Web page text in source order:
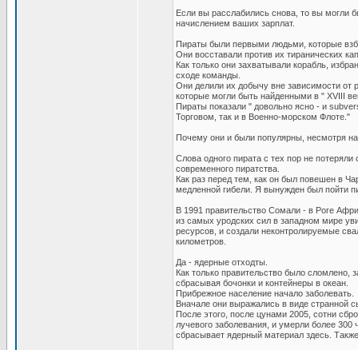
Если вы расслабились снова, то вы могли
начислением ваших зарплат.
Пираты были первыми людьми, которые
Они восставали против их тиранических
Как только они захватывали корабль,
сходе команды.
Они делили их добычу вне зависимости от
которые могли быть найденными в " XVIII
Пираты показали " довольно ясно - и
Торговом, так и в Военно-морском Флоте."
Почему они и были популярны, несмотря
Слова одного пирата с тех пор не
современного пиратства.
Как раз перед тем, как он был повешен в
медленной гибели. Я вынужден был пойти
В 1991 правительство Сомали - в Роге
из самых уродских сил в западном мире
ресурсов, и создали неконтролируемые
километров.
Да - ядерные отходты.
Как только правительство было сломлено,
сбрасывая бочонки и контейнеры в океан.
Прибрежное население начало заболевать.
Вначале они выражались в виде странной
После этого, после цунами 2005, сотни
лучевого заболевания, и умерли более
сбрасывает ядерный материал здесь.